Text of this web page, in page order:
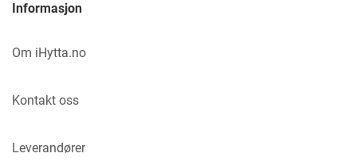
Informasjon
Om iHytta.no
Kontakt oss
Leverandører